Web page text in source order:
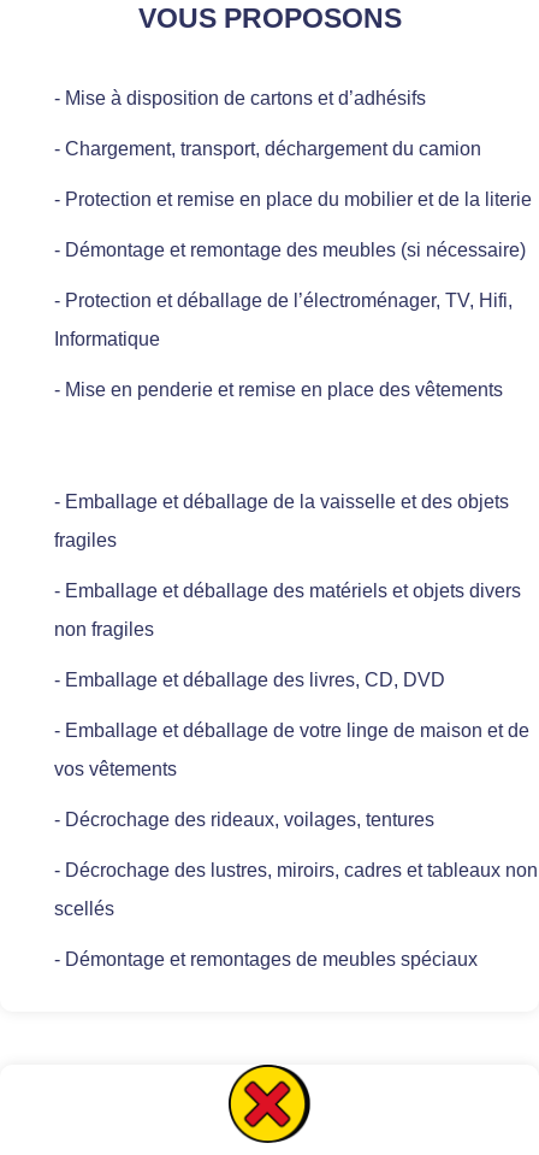
VOUS PROPOSONS
- Mise à disposition de cartons et d’adhésifs
- Chargement, transport, déchargement du camion
- Protection et remise en place du mobilier et de la literie
- Démontage et remontage des meubles (si nécessaire)
- Protection et déballage de l’électroménager, TV, Hifi,
Informatique
- Mise en penderie et remise en place des vêtements
- Emballage et déballage de la vaisselle et des objets
fragiles
- Emballage et déballage des matériels et objets divers
non fragiles
- Emballage et déballage des livres, CD, DVD
- Emballage et déballage de votre linge de maison et de
vos vêtements
- Décrochage des rideaux, voilages, tentures
- Décrochage des lustres, miroirs, cadres et tableaux non
scellés
- Démontage et remontages de meubles spéciaux